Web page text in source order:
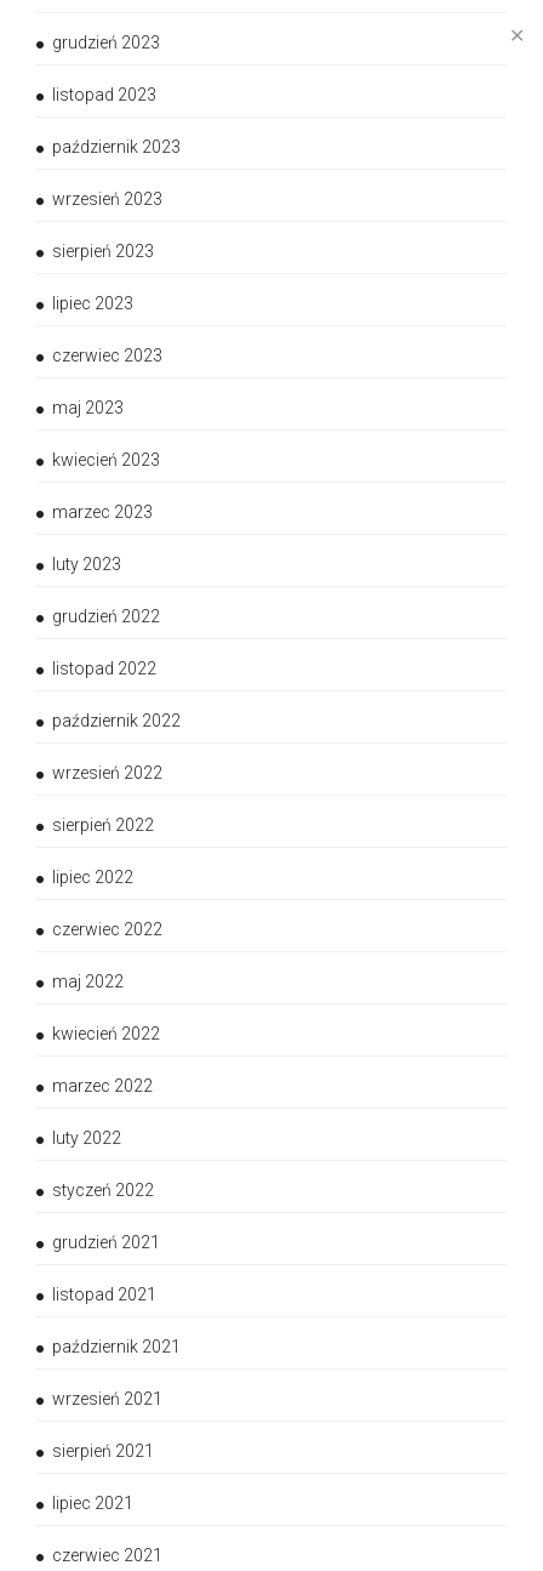
✕
grudzień 2023
listopad 2023
październik 2023
wrzesień 2023
sierpień 2023
lipiec 2023
czerwiec 2023
maj 2023
kwiecień 2023
marzec 2023
luty 2023
grudzień 2022
listopad 2022
październik 2022
wrzesień 2022
sierpień 2022
lipiec 2022
czerwiec 2022
maj 2022
kwiecień 2022
marzec 2022
luty 2022
styczeń 2022
grudzień 2021
listopad 2021
październik 2021
wrzesień 2021
sierpień 2021
lipiec 2021
czerwiec 2021